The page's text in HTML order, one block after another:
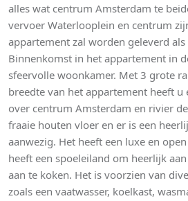
alles wat centrum Amsterdam te
vervoer Waterlooplein en centrum
appartement zal worden geleverd
Binnenkomst in het appartement in
sfeervolle woonkamer. Met 3 grote
breedte van het appartement heeft
over centrum Amsterdam en rivier
fraaie houten vloer en er is een
aanwezig. Het heeft een luxe en
heeft een spoeleiland om heerlijk
aan te koken. Het is voorzien van
zoals een vaatwasser, koelkast,